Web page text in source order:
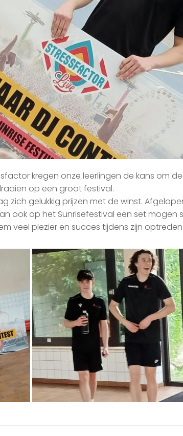
kregen onze leerlingen de kans om
op een groot festival.
zich gelukkig prijzen met de winst.
ook op het Sunrisefestival een set mogen
veel plezier en succes tijdens zijn